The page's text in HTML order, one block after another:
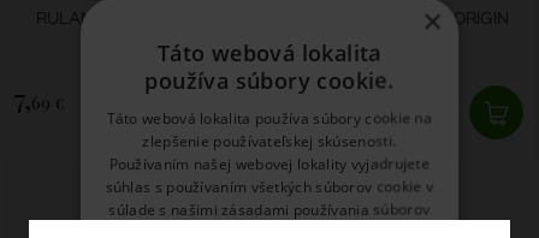
RULANDSKÉ ŠEDÉ 2025
7,69 €
SKLADOM
RULANDSKÉ ŠEDÉ ORIGIN
11,
SKLADOM
×
Táto webová lokalita
používa súbory cookie.
Táto webová lokalita používa súbory cookie na
zlepšenie používateľskej skúsenosti.
Používaním našej webovej lokality vyjadrujete
súhlas s používaním všetkých súborov cookie v
súlade s našimi zásadami používania súborov